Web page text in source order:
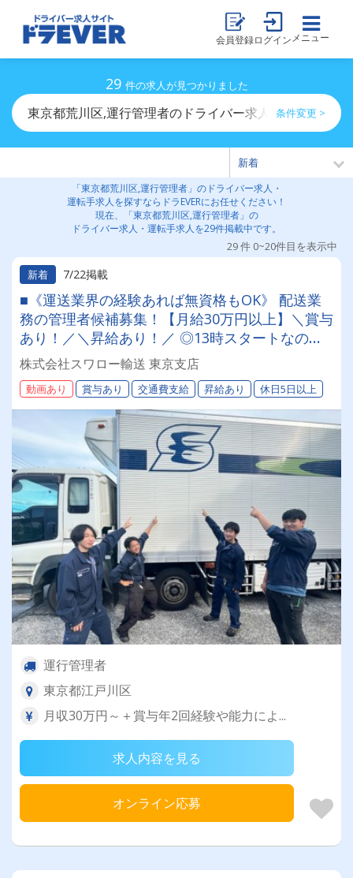
会員登録ログイン メニュー
29 件の求人が見つかりました
東京都荒川区,運行管理者のドライバー求人・運転手求人
条件変更 >
「東京都荒川区,運行管理者」のドライバー求人・
運転手求人を探すならドラEVERにお任せください！
現在、「東京都荒川区,運行管理者」の
ドライバー求人・運転手求人を29件掲載中です。
29 件 0~20件目を表示中
新着
7/22掲載
■《運送業界の経験あれば無資格もOK》 配送業
務の管理者候補募集！【月給30万円以上】＼賞与
あり！／＼昇給あり！／ ◎13時スタートなので
朝が苦手な方にピッタリ！《資格取得支援制度》
《学歴不問》
株式会社スワロー輸送 東京支店
動画あり 賞与あり 交通費支給 昇給あり 休日5日以上
運行管理者
東京都江戸川区
月収30万円～＋賞与年2回経験や能力によ...
求人内容を見る
オンライン応募